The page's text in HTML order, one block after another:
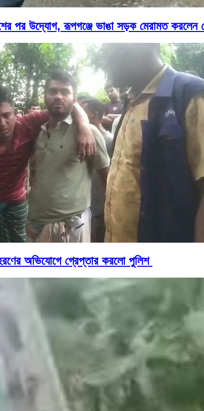
পর উদ্যোগ, রূপগঞ্জে ভাঙা সড়ক মেরামত করলেন
অভিযোগে গ্রেপ্তার করলো পুলিশ